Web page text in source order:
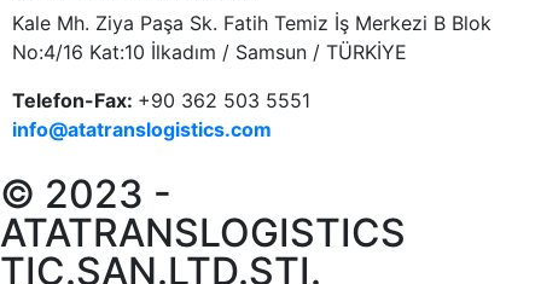
Kale Mh. Ziya Paşa Sk. Fatih Temiz İş Merkezi B Blok
No:4/16 Kat:10 İlkadım / Samsun / TÜRKİYE
Telefon-Fax: +90 362 503 5551
info@atatranslogistics.com
© 2023 -
ATATRANSLOGISTICS
TIC.SAN.LTD.STI.